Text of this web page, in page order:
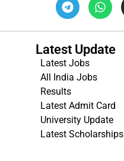
Latest Update
Latest Jobs
All India Jobs
Results
Latest Admit Card
University Update
Latest Scholarships